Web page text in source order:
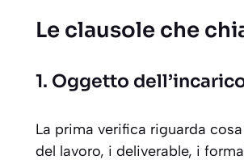
Le clausole che
1. Oggetto
La prima verifica riguarda
del lavoro, i deliverable, i